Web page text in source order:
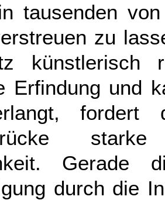
tausenden
zu
künstlerisch
Erfindung und
fordert
durch die